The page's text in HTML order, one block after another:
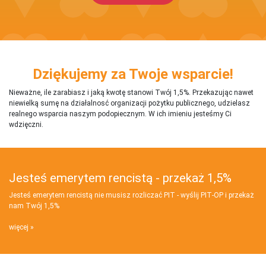
Dziękujemy za Twoje wsparcie!
Nieważne, ile zarabiasz i jaką kwotę stanowi Twój 1,5%. Przekazując nawet
niewielką sumę na działalnosć organizacji pożytku publicznego, udzielasz
realnego wsparcia naszym podopiecznym. W ich imieniu jesteśmy Ci
wdzięczni.
Jesteś emerytem rencistą - przekaż 1,5%
Jesteś emerytem rencistą nie musisz rozliczać PIT - wyślij PIT‑OP i przekaż
nam Twój 1,5%
więcej